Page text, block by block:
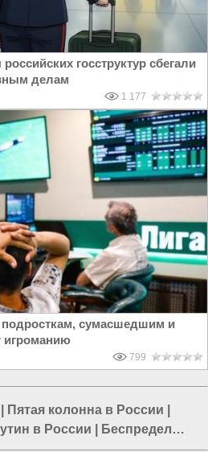
госструктур сбегали
делам
1 177
сумасшедшим и
игроманию
799
Пятая колонна в России
в России
Беспредел
|Мигранты в России